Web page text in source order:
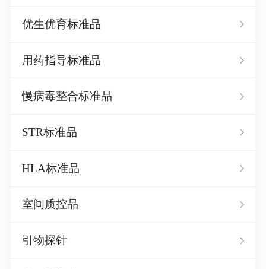
优生优育标准品
用药指导标准品
慢病毒整合标准品
STR标准品
HLA标准品
室间质控品
引物探针